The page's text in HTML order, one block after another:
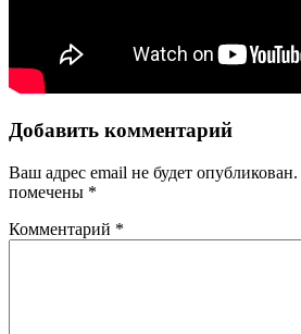
Добавить комментарий
Ваш адрес email не будет опубликован.
помечены *
Комментарий *